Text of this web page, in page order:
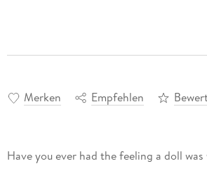
Merken Empfehlen
Have you ever had the feeling a doll